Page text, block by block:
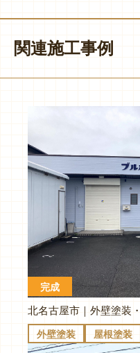
関連施工事例
完成
外壁塗装 屋根塗装